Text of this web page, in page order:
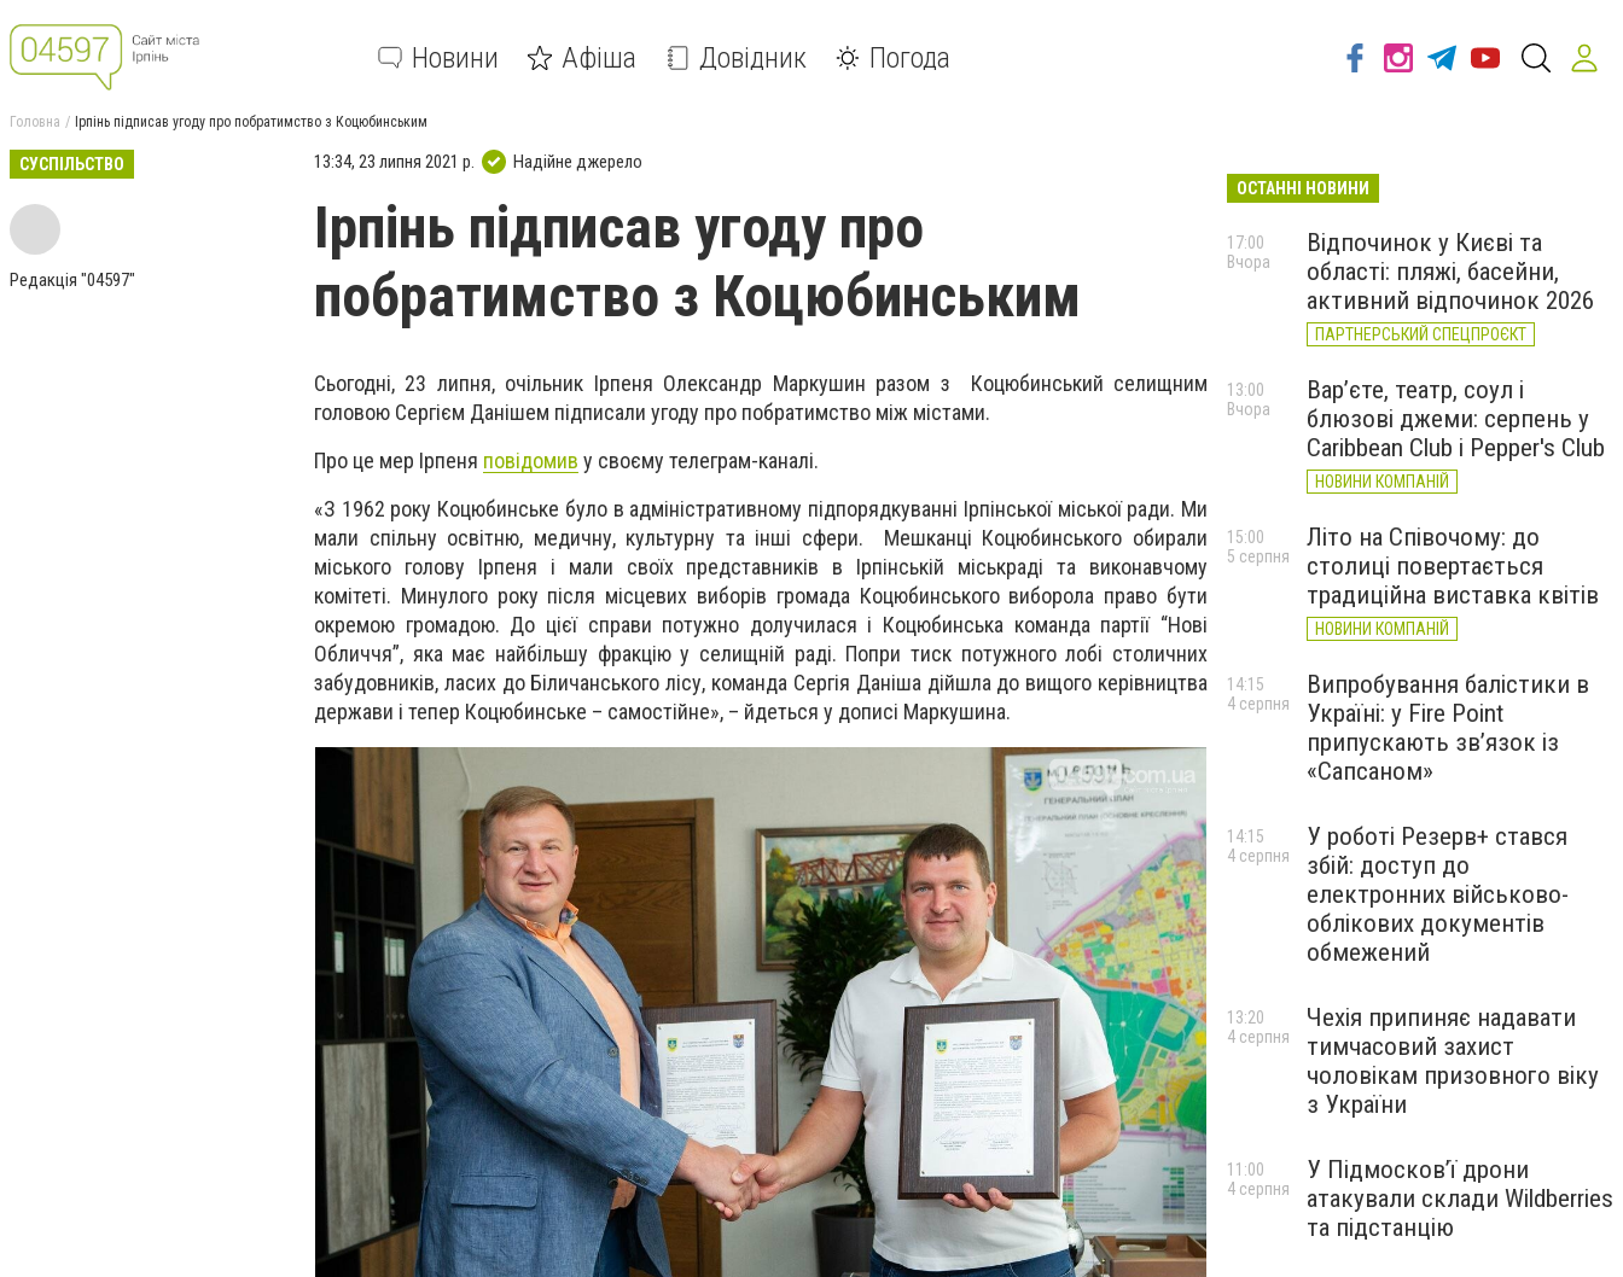
Новини Афіша Довідник Погода
Головна Ірпінь підписав угоду про побратимство з Коцюбинським
СУСПІЛЬСТВО
Редакція "04597"
13:34, 23 липня 2021 р. Надійне джерело
Ірпінь підписав угоду про
побратимство з Коцюбинським
Сьогодні, 23 липня, очільник Ірпеня Олександр Маркушин разом з Коцюбинський селищним
головою Сергієм Данішем підписали угоду про побратимство між містами.
Про це мер Ірпеня повідомив у своєму телеграм-каналі.
«З 1962 року Коцюбинське було в адміністративному підпорядкуванні Ірпінської міської ради. Ми
мали спільну освітню, медичну, культурну та інші сфери. Мешканці Коцюбинського обирали
міського голову Ірпеня і мали своїх представників в Ірпінській міськраді та виконавчому
комітеті. Минулого року після місцевих виборів громада Коцюбинського виборола право бути
окремою громадою. До цієї справи потужно долучилася і Коцюбинська команда партії “Нові
Обличчя”, яка має найбільшу фракцію у селищній раді. Попри тиск потужного лобі столичних
забудовників, ласих до Біличанського лісу, команда Сергія Даніша дійшла до вищого керівництва
держави і тепер Коцюбинське – самостійне», – йдеться у дописі Маркушина.
ОСТАННІ НОВИНИ
Відпочинок у Києві та
області: пляжі, басейни,
активний відпочинок 2026
ПАРТНЕРСЬКИЙ СПЕЦПРОЄКТ
17:00
Вчора
Вар’єте, театр, соул і
блюзові джеми: серпень у
Caribbean Club і Pepper's Club
НОВИНИ КОМПАНІЙ
13:00
Вчора
Літо на Співочому: до
столиці повертається
традиційна виставка квітів
НОВИНИ КОМПАНІЙ
15:00
5 серпня
Випробування балістики в
Україні: у Fire Point
припускають зв’язок із
«Сапсаном»
14:15
4 серпня
У роботі Резерв+ стався
збій: доступ до
електронних військово-
облікових документів
обмежений
14:15
4 серпня
Чехія припиняє надавати
тимчасовий захист
чоловікам призовного віку
з України
13:20
4 серпня
У Підмосков’ї дрони
атакували склади Wildberries
та підстанцію
11:00
4 серпня